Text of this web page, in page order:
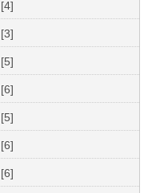
[4]
[3]
[5]
[6]
[5]
[6]
[6]